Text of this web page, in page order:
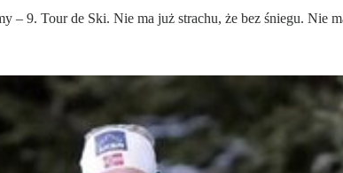
– 9. Tour de Ski. Nie ma już strachu, że bez śniegu. Nie